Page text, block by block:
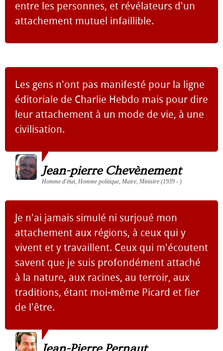
entre les personnes, et révélateurs d'un
attachement mutuel infaillible.
Les gens n'ont pas manifesté pour la ligne
éditoriale de Charlie Hebdo mais pour dire
leur attachement à un mode de vie, à une
civilisation.
Jean-pierre Chevènement
Homme d'état, Homme politique, Maire, Ministre (1939 - )
Je n'ai jamais simulé ni surjoué mon
attachement aux régions, à ceux qui y
vivent et y travaillent. Ceux qui m'écoutent
savent que je suis profondément attaché
à la nature, aux racines, au terroir, aux
traditions, étant moi-même Picard et fier
de l'être.